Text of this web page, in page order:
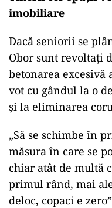
imobiliare
Dacă seniorii se
Obor sunt revoltați
betonarea
vot cu gândul la o
și la eliminarea
„Să se schimbe în
măsura în care se
chiar atât de multă
primul rând, mai
deloc, copaci e